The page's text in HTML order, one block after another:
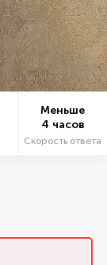
Меньше
4 часов
Скорость ответа